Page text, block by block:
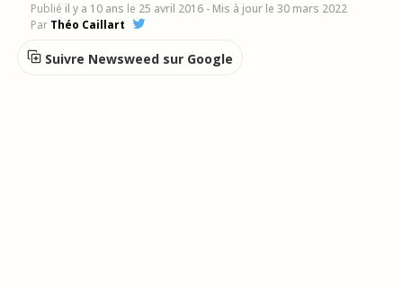
Publié il y a 10 ans le 25 avril 2016 - Mis à jour le 30 mars 2022
Par Théo Caillart
Suivre Newsweed sur Google